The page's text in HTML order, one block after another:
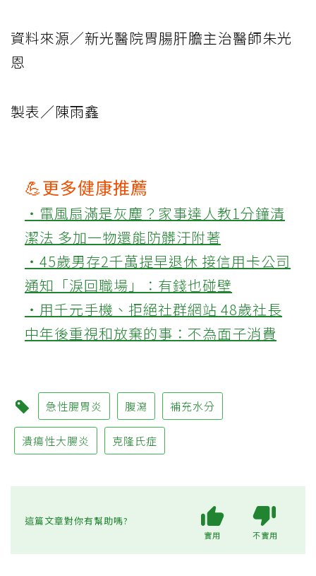
資料來源／新光醫院胃腸肝膽主治醫師朱光
恩
製表／陳雨鑫
💪更多健康推薦
‧電風扇滿是灰塵？家事達人教1分鐘清
潔法 多加一物還能防髒汙附著
‧45歲男存2千萬提早退休 接信用卡公司
通知「淚回職場」：有錢也碰壁
‧用千元手機、拒絕社群網站 48歲社長
中年後重視和放棄的事：不為面子消費
急性腸胃炎 腹瀉 補充水分
潰瘍性大腸炎 克隆氏症
這篇文章對你有幫助嗎?
實用 不實用